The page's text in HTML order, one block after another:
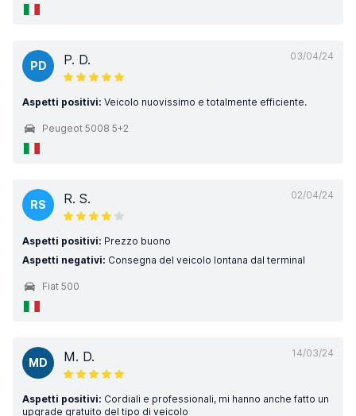
03/04/24
PD P. D.
Aspetti positivi: Veicolo nuovissimo e totalmente efficiente.
Peugeot 5008 5+2
02/04/24
RS R. S.
Aspetti positivi: Prezzo buono
Aspetti negativi: Consegna del veicolo lontana dal terminal
Fiat 500
14/03/24
MD M. D.
Aspetti positivi: Cordiali e professionali, mi hanno anche fatto un
upgrade gratuito del tipo di veicolo